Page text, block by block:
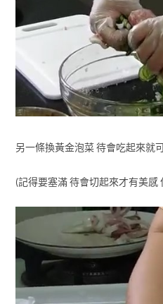
另一條換黃金泡菜 待會吃起來就
(記得要塞滿 待會切起來才有美感